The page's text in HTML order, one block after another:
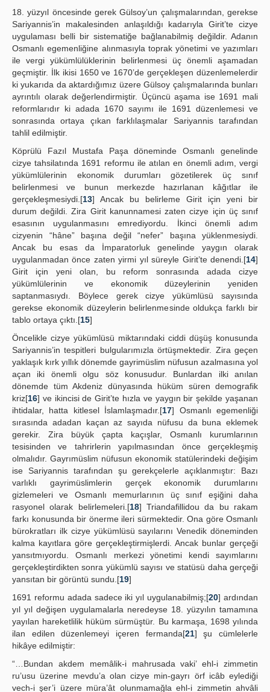
18. yüzyıl öncesinde gerek Gülsoy’un çalışmalarından, gerekse
Sariyannis’in makalesinden anlaşıldığı kadarıyla Girit’te cizye
uygulaması belli bir sistematiğe bağlanabilmiş değildir. Adanın
Osmanlı egemenliğine alınmasıyla toprak yönetimi ve yazımları
ile vergi yükümlülüklerinin belirlenmesi üç önemli aşamadan
geçmiştir. İlk ikisi 1650 ve 1670’de gerçekleşen düzenlemelerdir
ki yukarıda da aktardığımız üzere Gülsoy çalışmalarında bunları
ayrıntılı olarak değerlendirmiştir. Üçüncü aşama ise 1691 mali
reformlarıdır ki adada 1670 sayımı ile 1691 düzenlemesi ve
sonrasında ortaya çıkan farklılaşmalar Sariyannis tarafından
tahlil edilmiştir.
Köprülü Fazıl Mustafa Paşa döneminde Osmanlı genelinde
cizye tahsilatında 1691 reformu ile atılan en önemli adım, vergi
yükümlülerinin ekonomik durumları gözetilerek üç sınıf
belirlenmesi ve bunun merkezde hazırlanan kâğıtlar ile
gerçekleşmesiydi.[13] Ancak bu belirleme Girit için yeni bir
durum değildi. Zira Girit kanunnamesi zaten cizye için üç sınıf
esasının uygulanmasını emrediyordu. İkinci önemli adım
cizyenin “hâne” başına değil “nefer” başına yüklenmesiydi.
Ancak bu esas da İmparatorluk genelinde yaygın olarak
uygulanmadan önce zaten yirmi yıl süreyle Girit’te denendi.[14]
Girit için yeni olan, bu reform sonrasında adada cizye
yükümlülerinin ve ekonomik düzeylerinin yeniden
saptanmasıydı. Böylece gerek cizye yükümlüsü sayısında
gerekse ekonomik düzeylerin belirlenmesinde oldukça farklı bir
tablo ortaya çıktı.[15]
Öncelikle cizye yükümlüsü miktarındaki ciddi düşüş konusunda
Sariyannis’in tespitleri bulgularımızla örtüşmektedir. Zira geçen
yaklaşık kırk yıllık dönemde gayrimüslim nüfusun azalmasına yol
açan iki önemli olgu söz konusudur. Bunlardan ilki anılan
dönemde tüm Akdeniz dünyasında hüküm süren demografik
kriz[16] ve ikincisi de Girit’te hızla ve yaygın bir şekilde yaşanan
ihtidalar, hatta kitlesel İslamlaşmadır.[17] Osmanlı egemenliği
sırasında adadan kaçan az sayıda nüfusu da buna eklemek
gerekir. Zira büyük çapta kaçışlar, Osmanlı kurumlarının
tesisinden ve tahrirlerin yapılmasından önce gerçekleşmiş
olmalıdır. Gayrımüslim nüfusun ekonomik statülerindeki değişim
ise Sariyannis tarafından şu gerekçelerle açıklanmıştır: Bazı
varlıklı gayrimüslimlerin gerçek ekonomik durumlarını
gizlemeleri ve Osmanlı memurlarının üç sınıf eşiğini daha
rasyonel olarak belirlemeleri.[18] Triandafillidou da bu rakam
farkı konusunda bir önerme ileri sürmektedir. Ona göre Osmanlı
bürokratları ilk cizye yükümlüsü sayılarını Venedik döneminden
kalma kayıtlara göre gerçekleştirmişlerdi. Ancak bunlar gerçeği
yansıtmıyordu. Osmanlı merkezi yönetimi kendi sayımlarını
gerçekleştirdikten sonra yükümlü sayısı ve statüsü daha gerçeği
yansıtan bir görüntü sundu.[19]
1691 reformu adada sadece iki yıl uygulanabilmiş;[20] ardından
yıl yıl değişen uygulamalarla neredeyse 18. yüzyılın tamamına
yayılan hareketlilik hüküm sürmüştür. Bu karmaşa, 1698 yılında
ilan edilen düzenlemeyi içeren fermanda[21] şu cümlelerle
hikâye edilmiştir:
“…Bundan akdem memâlik-i mahrusada vaki’ ehl-i zimmetin
ru’usu üzerine mevdu’a olan cizye min-gayrı örf icâb eylediği
vech-i şer’i üzere müra’ât olunmamağla ehl-i zimmetin ahvâli